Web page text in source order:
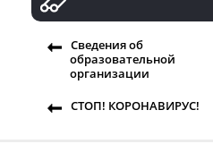
Сведения об
образовательной
организации
СТОП! КОРОНАВИРУС!